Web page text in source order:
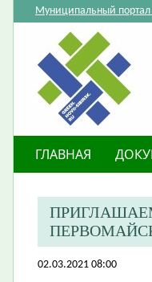
Муниципальный портал
ГЛАВНАЯ
02.03.2021 08:00